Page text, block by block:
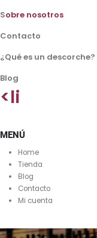
Sobre nosotros
Contacto
¿Qué es un descorche?
Blog
<li
MENÚ
Home
Tienda
Blog
Contacto
Mi cuenta